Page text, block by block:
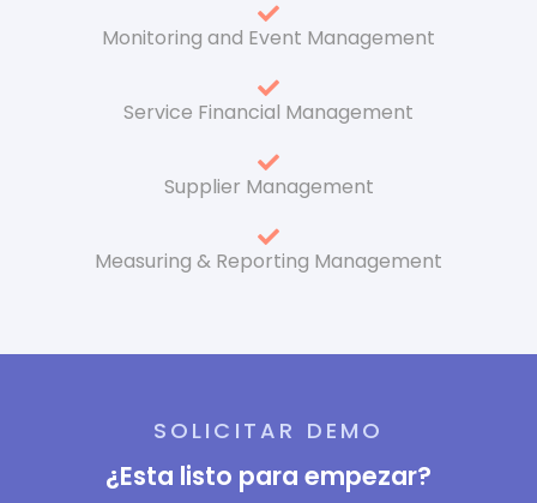
Monitoring and Event Management
Service Financial Management
Supplier Management
Measuring & Reporting Management
SOLICITAR DEMO
¿Esta listo para empezar?